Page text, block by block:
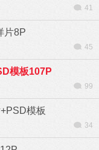
41
片8P
45
模板107P
99
模板
34